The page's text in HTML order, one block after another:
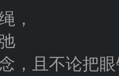
，
，且不论把